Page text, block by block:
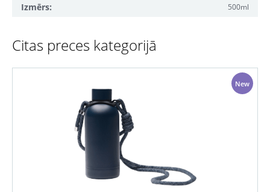
Izmērs: 500ml
Citas preces kategorijā
New